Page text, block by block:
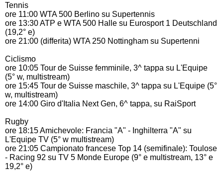
Tennis
ore 11:00 WTA 500 Berlino su Supertennis
ore 13:30 ATP e WTA 500 Halle su Eurosport 1 Deutschland
(19,2° e)
ore 21:00 (differita) WTA 250 Nottingham su Supertenni
Ciclismo
ore 10:05 Tour de Suisse femminile, 3^ tappa su L'Equipe
(5° w, multistream)
ore 15:45 Tour de Suisse maschile, 3^ tappa su L'Equipe (5°
w, multistream)
ore 14:00 Giro d'Italia Next Gen, 6^ tappa, su RaiSport
Rugby
ore 18:15 Amichevole: Francia "A" - Inghilterra "A" su
L'Equipe TV (5° w multistream)
ore 21:05 Campionato francese Top 14 (semifinale): Toulose
- Racing 92 su TV 5 Monde Europe (9° e multistream, 13° e
19,2° e)